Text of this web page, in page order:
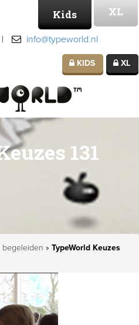
| info@typeworld.nl
Kids XL
KIDS XL
131
begeleiden » TypeWorld Keuzes